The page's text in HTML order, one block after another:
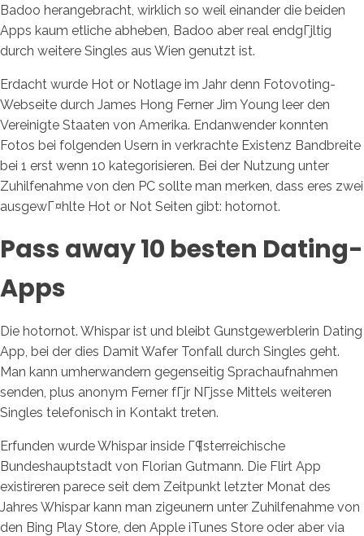
Badoo herangebracht, wirklich so weil einander die beiden
Apps kaum etliche abheben, Badoo aber real endgГјltig
durch weitere Singles aus Wien genutzt ist.
Erdacht wurde Hot or Notlage im Jahr denn Fotovoting-
Webseite durch James Hong Ferner Jim Young leer den
Vereinigte Staaten von Amerika. Endanwender konnten
Fotos bei folgenden Usern in verkrachte Existenz Bandbreite
bei 1 erst wenn 10 kategorisieren. Bei der Nutzung unter
Zuhilfenahme von den PC sollte man merken, dass eres zwei
ausgewГ¤hlte Hot or Not Seiten gibt: hotornot.
Pass away 10 besten Dating-
Apps
Die hotornot. Whispar ist und bleibt Gunstgewerblerin Dating
App, bei der dies Damit Wafer Tonfall durch Singles geht.
Man kann umherwandern gegenseitig Sprachaufnahmen
senden, plus anonym Ferner fГјr NГјsse Mittels weiteren
Singles telefonisch in Kontakt treten.
Erfunden wurde Whispar inside Г¶sterreichische
Bundeshauptstadt von Florian Gutmann. Die Flirt App
existireren parece seit dem Zeitpunkt letzter Monat des
Jahres Whispar kann man zigeunern unter Zuhilfenahme von
den Bing Play Store, den Apple iTunes Store oder aber via